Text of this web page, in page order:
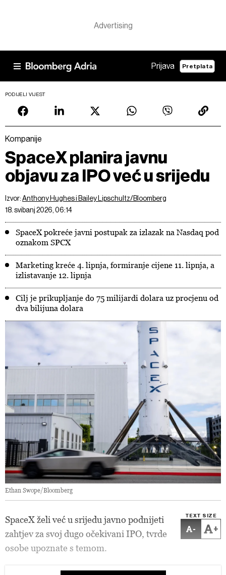
Prijava Pretplata
PODIJELI VIJEST
Kompanije
SpaceX planira javnu
objavu za IPO već u srijedu
Izvor:Anthony Hughes i Bailey Lipschultz/Bloomberg
18. svibanj 2026, 06:14
SpaceX pokreće javni postupak za izlazak na Nasdaq pod
oznakom SPCX
Marketing kreće 4. lipnja, formiranje cijene 11. lipnja, a
izlistavanje 12. lipnja
Cilj je prikupljanje do 75 milijardi dolara uz procjenu od
dva bilijuna dolara
Ethan Swope/Bloomberg
TEXT SIZE
- +
SpaceX želi već u srijedu javno podnijeti
zahtjev za svoj dugo očekivani IPO, tvrde
osobe upoznate s temom.